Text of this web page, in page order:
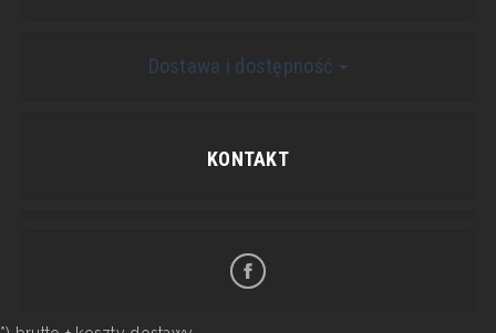
Dostawa i dostępność
KONTAKT